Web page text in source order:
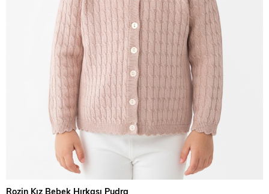
Rozin Kız Bebek Hırkası Pudra